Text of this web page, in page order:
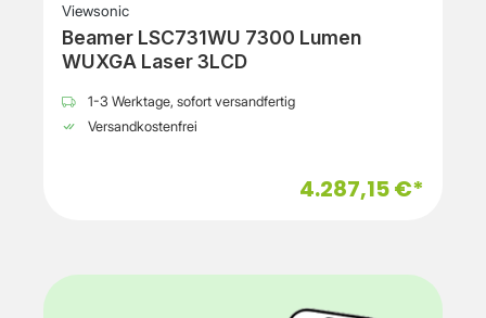
Viewsonic
Beamer LSC731WU 7300 Lumen
WUXGA Laser 3LCD
1-3 Werktage, sofort versandfertig
Versandkostenfrei
4.287,15 €*